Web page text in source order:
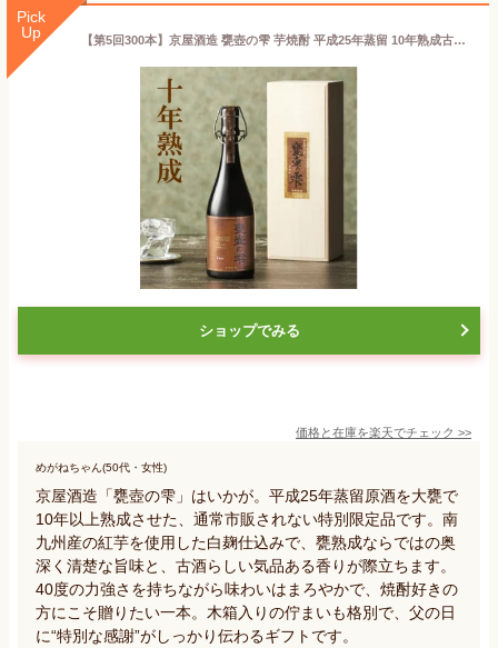
Pick
Up
【第5回300本】京屋酒造 甕壺の雫 芋焼酎 平成25年蒸留 10年熟成古酒 大甕仕込み 紅芋使用 特別限定品 40° 720ML 木箱入 (甕雫 亀雫 お酒 ギフト プレゼント ランキング 人気 誕生日 内祝い お礼 お祝い ラッピング 退職祝い 退職祝い 上司 お中元 父の日 入手困難)
ショップでみる
価格と在庫を楽天でチェック >>
めがねちゃん(50代・女性)
京屋酒造「甕壺の雫」はいかが。平成25年蒸留原酒を大甕で
10年以上熟成させた、通常市販されない特別限定品です。南
九州産の紅芋を使用した白麹仕込みで、甕熟成ならではの奥
深く清楚な旨味と、古酒らしい気品ある香りが際立ちます。
40度の力強さを持ちながら味わいはまろやかで、焼酎好きの
方にこそ贈りたい一本。木箱入りの佇まいも格別で、父の日
に“特別な感謝”がしっかり伝わるギフトです。